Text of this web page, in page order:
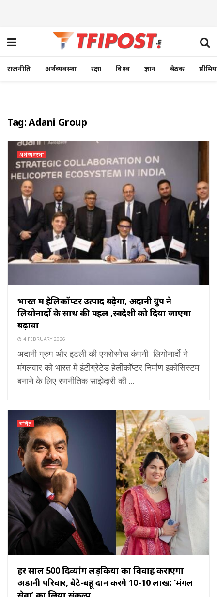
राजनीति अर्थव्यवस्था रक्षा विश्व ज्ञान बैठक
Tag:Adani Group
अर्थव्यवस्था
भारत में हेलिकॉप्टर उत्पाद बढ़ेगा, अदानी ग्रुप ने
लियोनार्दो के साथ की पहल ,स्वदेशी को दिया जाएगा
बढ़ावा
4 FEBRUARY 2026
अदानी ग्रुप और इटली की एयरोस्पेस कंपनी लियोनार्दो ने
मंगलवार को भारत में इंटीग्रेटेड हेलीकॉप्टर निर्माण इकोसिस्टम
बनाने के लिए रणनीतिक साझेदारी की ...
चर्चित
हर साल 500 दिव्यांग लड़कियों का विवाह कराएगा
अडानी परिवार, बेटे-बहू दान करेंगे ₹10-₹10 लाख: ‘मंगल
सेवा’ का लिया संकल्प